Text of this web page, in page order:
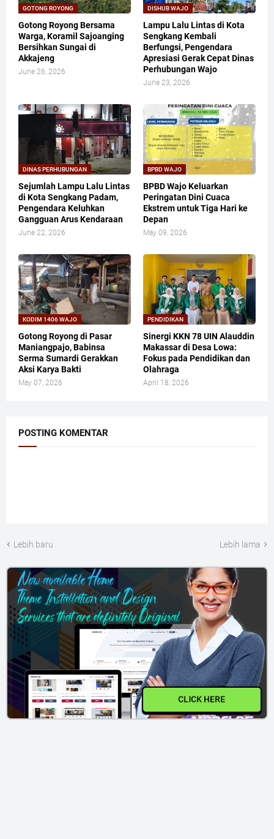
GOTONG ROYONG
Gotong Royong Bersama
Warga, Koramil Sajoanging
Bersihkan Sungai di
Akkajeng
June 26, 2026
DISHUB WAJO
Lampu Lalu Lintas di Kota
Sengkang Kembali
Berfungsi, Pengendara
Apresiasi Gerak Cepat Dinas
Perhubungan Wajo
June 23, 2026
DINAS PERHUBUNGAN
Sejumlah Lampu Lalu Lintas
di Kota Sengkang Padam,
Pengendara Keluhkan
Gangguan Arus Kendaraan
June 22, 2026
BPBD WAJO
BPBD Wajo Keluarkan
Peringatan Dini Cuaca
Ekstrem untuk Tiga Hari ke
Depan
May 09, 2026
KODIM 1406 WAJO
Gotong Royong di Pasar
Maniangpajo, Babinsa
Serma Sumardi Gerakkan
Aksi Karya Bakti
May 07, 2026
PENDIDIKAN
Sinergi KKN 78 UIN Alauddin
Makassar di Desa Lowa:
Fokus pada Pendidikan dan
Olahraga
April 18, 2026
POSTING KOMENTAR
Lebih baru Lebih lama
CLICK HERE